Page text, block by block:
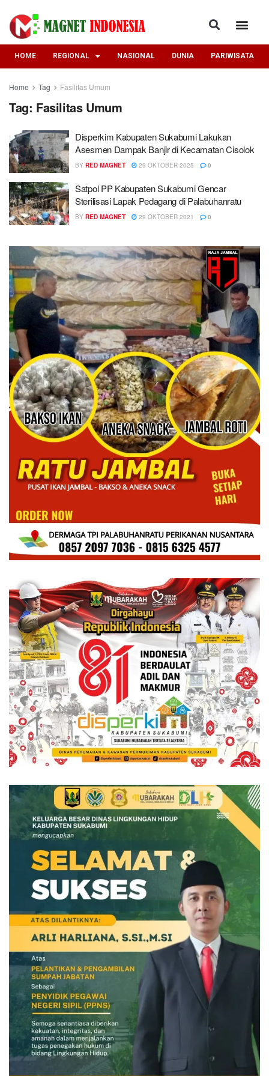
HOME REGIONAL NASIONAL DUNIA PARIWISATA
Home Tag Fasilitas Umum
Tag: Fasilitas Umum
Disperkim Kabupaten Sukabumi Lakukan
Asesmen Dampak Banjir di Kecamatan Cisolok
BY RED MAGNET 29 OKTOBER 2025 0
Satpol PP Kabupaten Sukabumi Gencar
Sterilisasi Lapak Pedagang di Palabuhanratu
BY RED MAGNET 29 OKTOBER 2021 0